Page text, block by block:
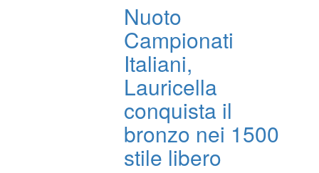
Nuoto
Campionati
Italiani,
Lauricella
conquista il
bronzo nei 1500
stile libero